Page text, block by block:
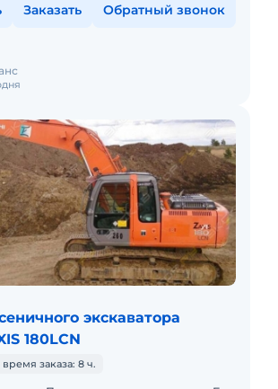
Заказать Обратный звонок
экскаватора
180LCN
заказа: 8 ч.